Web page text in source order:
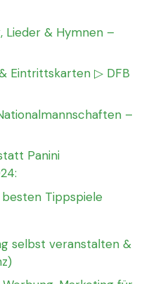
Lieder & Hymnen –
Eintrittskarten ▷ DFB
–
Panini
Tippspiele
selbst veranstalten &